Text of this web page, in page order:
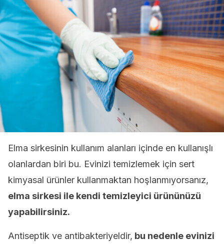
Elma sirkesinin kullanım alanları içinde en kullanışlı
olanlardan biri bu. Evinizi temizlemek için sert
kimyasal ürünler kullanmaktan hoşlanmıyorsanız,
elma sirkesi ile kendi temizleyici ürününüzü
yapabilirsiniz.
Antiseptik ve antibakteriyeldir, bu nedenle evinizi